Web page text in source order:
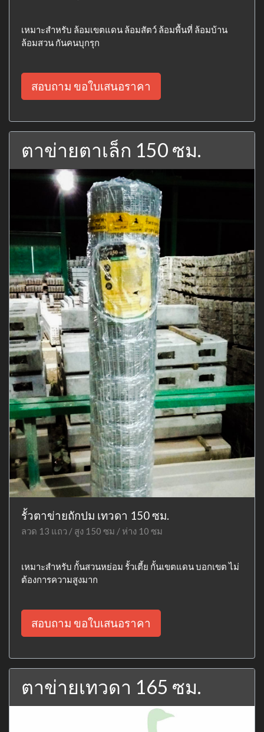
เหมาะสำหรับ ล้อมเขตแดน ล้อมสัตว์ ล้อมพื้นที่ ล้อมบ้าน
ล้อมสวน กันคนบุกรุก
สอบถาม ขอใบเสนอราคา
ตาข่ายตาเล็ก 150 ซม.
รั้วตาข่ายถักปม เทวดา 150 ซม.
ลวด 13 แถว / สูง 150 ซม / ห่าง 10 ซม
เหมาะสำหรับ กั้นสวนหย่อม รั้วเตี้ย กั้นเขตแดน บอกเขต ไม่
ต้องการความสูงมาก
สอบถาม ขอใบเสนอราคา
ตาข่ายเทวดา 165 ซม.